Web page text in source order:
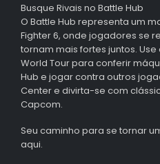
Busque Rivais no Battle Hub
O Battle Hub representa um
Fighter 6, onde jogadores se
tornam mais fortes juntos.
World Tour para conferir
Hub e jogar contra outros
Center e divirta-se com
Capcom.
Seu caminho para se tornar
aqui.